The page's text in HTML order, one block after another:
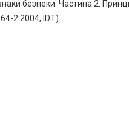
безпеки. Частина 2.
2:2004, IDT)